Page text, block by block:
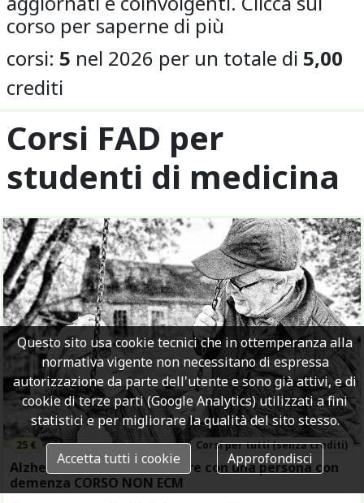
corso per saperne di più
corsi: 5 nel 2026 per un totale di 5,00
crediti
Corsi FAD per
studenti di medicina
25 € Corsi per tutti (senza crediti)
Alzheimer: come comunicare con una persona con
demenza CORSO NON ECM
Questo sito usa cookie tecnici che in ottemperanza alla
normativa vigente non necessitano di espressa
autorizzazione da parte dell'utente e sono già attivi, e di
cookie di terze parti (Google Analytics) utilizzati a fini
statistici e per migliorare la qualità del sito stesso.
Accetta tutti i cookie Approfondisci